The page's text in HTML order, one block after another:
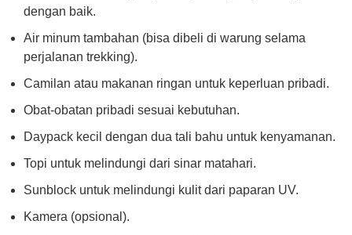
dengan baik.
Air minum tambahan (bisa dibeli di warung selama
perjalanan trekking).
Camilan atau makanan ringan untuk keperluan pribadi.
Obat-obatan pribadi sesuai kebutuhan.
Daypack kecil dengan dua tali bahu untuk kenyamanan.
Topi untuk melindungi dari sinar matahari.
Sunblock untuk melindungi kulit dari paparan UV.
Kamera (opsional).